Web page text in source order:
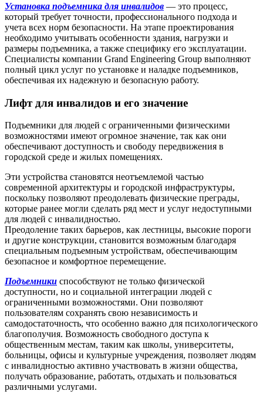
Установка подъемника для инвалидов — это процесс,
который требует точности, профессионального подхода и
учета всех норм безопасности. На этапе проектирования
необходимо учитывать особенности здания, нагрузки и
размеры подъемника, а также специфику его эксплуатации.
Специалисты компании Grand Engineering Group выполняют
полный цикл услуг по установке и наладке подъемников,
обеспечивая их надежную и безопасную работу.
Лифт для инвалидов и его значение
Подъемники для людей с ограниченными физическими
возможностями имеют огромное значение, так как они
обеспечивают доступность и свободу передвижения в
городской среде и жилых помещениях.
Эти устройства становятся неотъемлемой частью
современной архитектуры и городской инфраструктуры,
поскольку позволяют преодолевать физические преграды,
которые ранее могли сделать ряд мест и услуг недоступными
для людей с инвалидностью.
Преодоление таких барьеров, как лестницы, высокие пороги
и другие конструкции, становится возможным благодаря
специальным подъемным устройствам, обеспечивающим
безопасное и комфортное перемещение.
Подъемники способствуют не только физической
доступности, но и социальной интеграции людей с
ограниченными возможностями. Они позволяют
пользователям сохранять свою независимость и
самодостаточность, что особенно важно для психологического
благополучия. Возможность свободного доступа к
общественным местам, таким как школы, университеты,
больницы, офисы и культурные учреждения, позволяет людям
с инвалидностью активно участвовать в жизни общества,
получать образование, работать, отдыхать и пользоваться
различными услугами.